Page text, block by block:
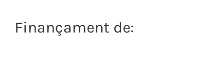
Finançament de: